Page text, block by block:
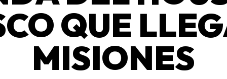
QUE
MISIONES